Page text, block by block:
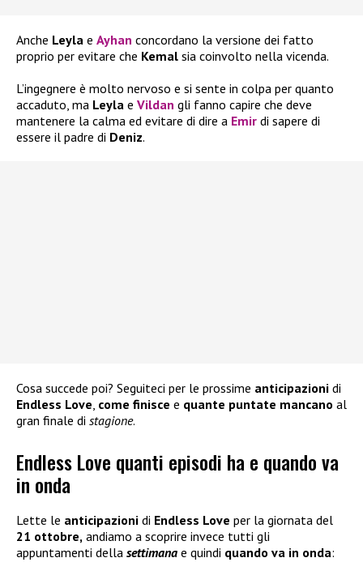
Anche Leyla e Ayhan concordano la versione dei fatto
proprio per evitare che Kemal sia coinvolto nella vicenda.
L’ingegnere è molto nervoso e si sente in colpa per quanto
accaduto, ma Leyla e Vildan gli fanno capire che deve
mantenere la calma ed evitare di dire a Emir di sapere di
essere il padre di Deniz.
Cosa succede poi? Seguiteci per le prossime anticipazioni di
Endless Love, come finisce e quante puntate mancano al
gran finale di stagione.
Endless Love quanti episodi ha e quando va
in onda
Lette le anticipazioni di Endless Love per la giornata del
21 ottobre, andiamo a scoprire invece tutti gli
appuntamenti della settimana e quindi quando va in onda: